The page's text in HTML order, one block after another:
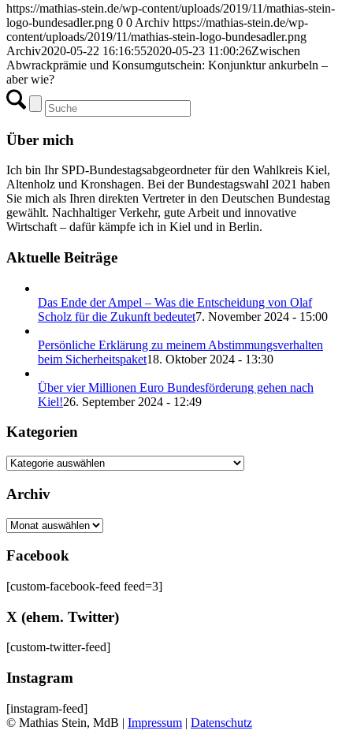
https://mathias-stein.de/wp-content/uploads/2019/11/mathias-stein-
logo-bundesadler.png 0 0 Archiv https://mathias-stein.de/wp-
content/uploads/2019/11/mathias-stein-logo-bundesadler.png
Archiv2020-05-22 16:16:552020-05-23 11:00:26Zwischen
Abwrackprämie und Konsumgutschein: Konjunktur ankurbeln –
aber wie?
Über mich
Ich bin Ihr SPD-Bundestagsabgeordneter für den Wahlkreis Kiel,
Altenholz und Kronshagen. Bei der Bundestagswahl 2021 haben
Sie mich als Ihren direkten Vertreter in den Deutschen Bundestag
gewählt. Nachhaltiger Verkehr, gute Arbeit und innovative
Wirtschaft – dafür kämpfe ich in Kiel und in Berlin.
Aktuelle Beiträge
Das Ende der Ampel – Was die Entscheidung von Olaf
Scholz für die Zukunft bedeutet7. November 2024 - 15:00
Persönliche Erklärung zu meinem Abstimmungsverhalten
beim Sicherheitspaket18. Oktober 2024 - 13:30
Über vier Millionen Euro Bundesförderung gehen nach
Kiel!26. September 2024 - 12:49
Kategorien
Kategorien
Archiv
Archiv
Facebook
[custom-facebook-feed feed=3]
X (ehem. Twitter)
[custom-twitter-feed]
Instagram
[instagram-feed]
© Mathias Stein, MdB | Impressum | Datenschutz